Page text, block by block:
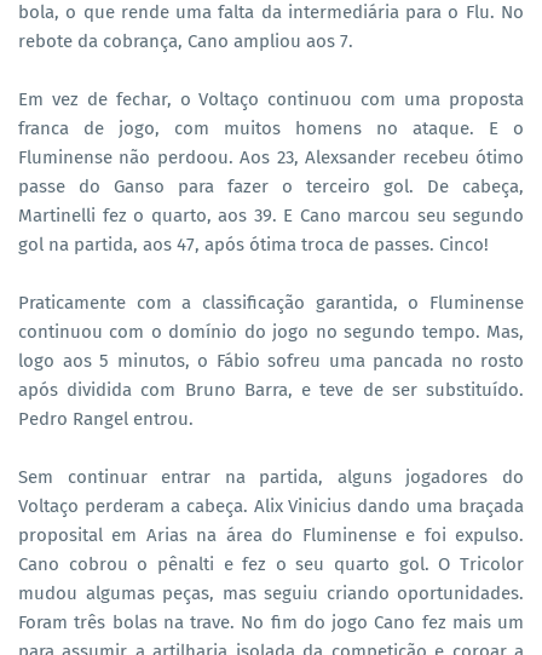
bola, o que rende uma falta da intermediária para o Flu. No
rebote da cobrança, Cano ampliou aos 7.
Em vez de fechar, o Voltaço continuou com uma proposta
franca de jogo, com muitos homens no ataque. E o
Fluminense não perdoou. Aos 23, Alexsander recebeu ótimo
passe do Ganso para fazer o terceiro gol. De cabeça,
Martinelli fez o quarto, aos 39. E Cano marcou seu segundo
gol na partida, aos 47, após ótima troca de passes. Cinco!
Praticamente com a classificação garantida, o Fluminense
continuou com o domínio do jogo no segundo tempo. Mas,
logo aos 5 minutos, o Fábio sofreu uma pancada no rosto
após dividida com Bruno Barra, e teve de ser substituído.
Pedro Rangel entrou.
Sem continuar entrar na partida, alguns jogadores do
Voltaço perderam a cabeça. Alix Vinicius dando uma braçada
proposital em Arias na área do Fluminense e foi expulso.
Cano cobrou o pênalti e fez o seu quarto gol. O Tricolor
mudou algumas peças, mas seguiu criando oportunidades.
Foram três bolas na trave. No fim do jogo Cano fez mais um